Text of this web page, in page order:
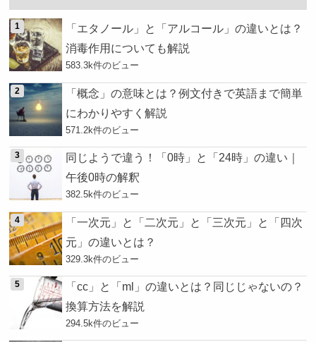
「エタノール」と「アルコール」の違いとは？
消毒作用についても解説
583.3k件のビュー
「概念」の意味とは？例文付きで英語まで簡単
にわかりやすく解説
571.2k件のビュー
同じようで違う！「0時」と「24時」の違い｜
午後0時の解釈
382.5k件のビュー
「一次元」と「二次元」と「三次元」と「四次
元」の違いとは？
329.3k件のビュー
「cc」と「ml」の違いとは？同じじゃないの？
換算方法を解説
294.5k件のビュー